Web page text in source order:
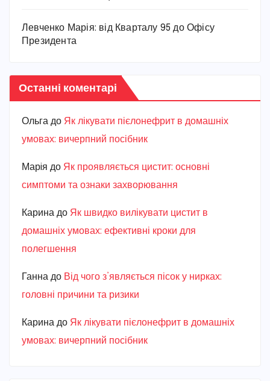
Левченко Марія: від Кварталу 95 до Офісу
Президента
Останні коментарі
Ольга до Як лікувати пієлонефрит в домашніх
умовах: вичерпний посібник
Марiя до Як проявляється цистит: основні
симптоми та ознаки захворювання
Карина до Як швидко вилікувати цистит в
домашніх умовах: ефективні кроки для
полегшення
Ганна до Від чого з’являється пісок у нирках:
головні причини та ризики
Карина до Як лікувати пієлонефрит в домашніх
умовах: вичерпний посібник